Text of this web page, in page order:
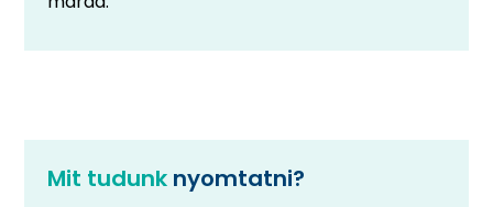
Mit tudunknyomtatni?